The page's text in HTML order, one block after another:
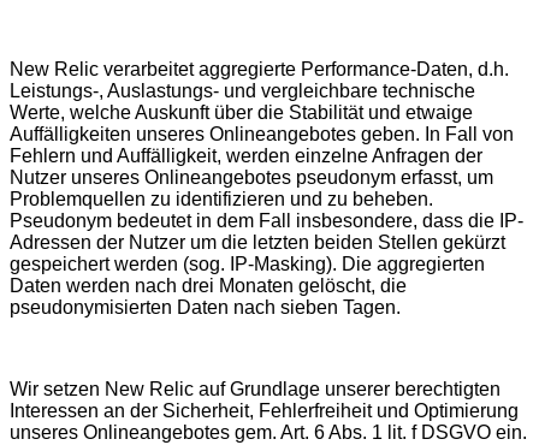
New Relic verarbeitet aggregierte Performance-Daten, d.h.
Leistungs-, Auslastungs- und vergleichbare technische
Werte, welche Auskunft über die Stabilität und etwaige
Auffälligkeiten unseres Onlineangebotes geben. In Fall von
Fehlern und Auffälligkeit, werden einzelne Anfragen der
Nutzer unseres Onlineangebotes pseudonym erfasst, um
Problemquellen zu identifizieren und zu beheben.
Pseudonym bedeutet in dem Fall insbesondere, dass die IP-
Adressen der Nutzer um die letzten beiden Stellen gekürzt
gespeichert werden (sog. IP-Masking). Die aggregierten
Daten werden nach drei Monaten gelöscht, die
pseudonymisierten Daten nach sieben Tagen.
Wir setzen New Relic auf Grundlage unserer berechtigten
Interessen an der Sicherheit, Fehlerfreiheit und Optimierung
unseres Onlineangebotes gem. Art. 6 Abs. 1 lit. f DSGVO ein.